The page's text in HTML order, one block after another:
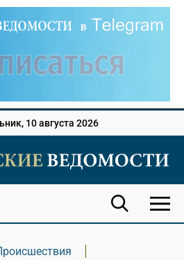
10 августа 2026